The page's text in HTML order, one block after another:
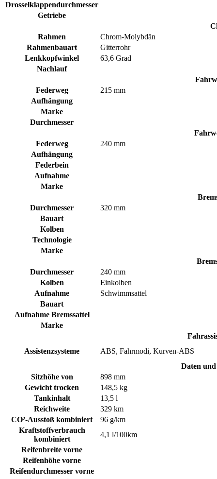
Drosselklappendurchmesser
Getriebe
Rahmen
Chrom-Molybdän
Rahmenbauart
Gitterrohr
Lenkkopfwinkel
63,6 Grad
Nachlauf
Federweg
215 mm
Aufhängung
Marke
Durchmesser
Federweg
240 mm
Aufhängung
Federbein
Aufnahme
Marke
Durchmesser
320 mm
Bauart
Kolben
Technologie
Marke
Durchmesser
240 mm
Kolben
Einkolben
Aufnahme
Schwimmsattel
Bauart
Aufnahme Bremssattel
Marke
Assistenzsysteme
ABS, Fahrmodi, Kurven-ABS
Daten und
Sitzhöhe von
898 mm
Gewicht trocken
148,5 kg
Tankinhalt
13,5 l
Reichweite
329 km
CO²-Ausstoß kombiniert
96 g/km
Kraftstoffverbrauch
kombiniert
4,1 l/100km
Reifenbreite vorne
Reifenhöhe vorne
Reifendurchmesser vorne